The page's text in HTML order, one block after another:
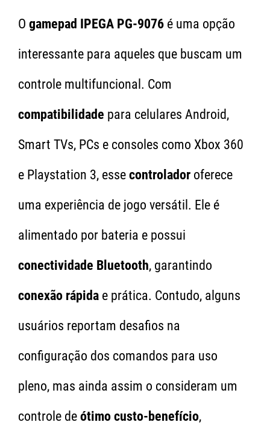
O gamepad IPEGA PG-9076 é uma opção
interessante para aqueles que buscam um
controle multifuncional. Com
compatibilidade para celulares Android,
Smart TVs, PCs e consoles como Xbox 360
e Playstation 3, esse controlador oferece
uma experiência de jogo versátil. Ele é
alimentado por bateria e possui
conectividade Bluetooth, garantindo
conexão rápida e prática. Contudo, alguns
usuários reportam desafios na
configuração dos comandos para uso
pleno, mas ainda assim o consideram um
controle de ótimo custo-benefício,